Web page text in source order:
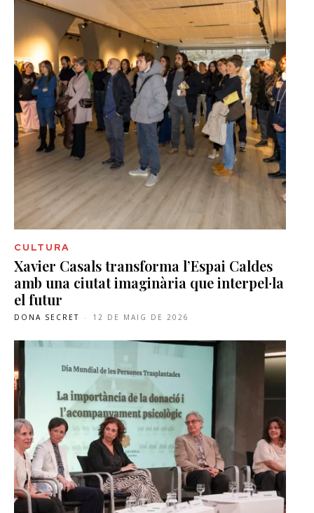
CULTURA
Xavier Casals transforma l’Espai Caldes
amb una ciutat imaginària que interpel·la
el futur
DONA SECRET - 12 DE MAIG DE 2026